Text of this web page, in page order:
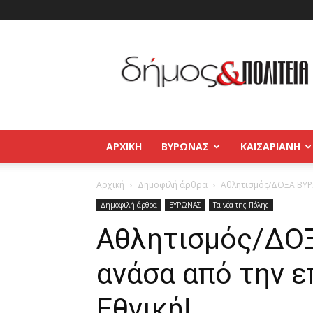
και
Πολιτεία
Βύρωνας
–
Παγκράτι
ΑΡΧΙΚΉ ΒΥΡΩΝΑΣ ΚΑΙΣΑΡΙΑΝΗ
Αρχική Δημοφιλή άρθρα Αθλητισμός/ΔΟΞΑ
Δημοφιλή άρθρα ΒΥΡΩΝΑΣ Τα νέα της Πόλης
Αθλητισμός/
ανάσα από την